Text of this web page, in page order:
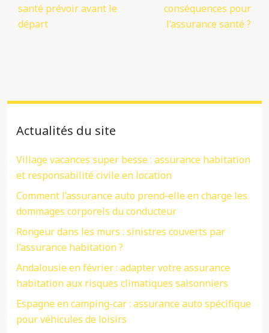
santé prévoir avant le
départ
conséquences pour
l’assurance santé ?
Actualités du site
Village vacances super besse : assurance habitation
et responsabilité civile en location
Comment l’assurance auto prend-elle en charge les
dommages corporels du conducteur
Rongeur dans les murs : sinistres couverts par
l’assurance habitation ?
Andalousie en février : adapter votre assurance
habitation aux risques climatiques saisonniers
Espagne en camping-car : assurance auto spécifique
pour véhicules de loisirs